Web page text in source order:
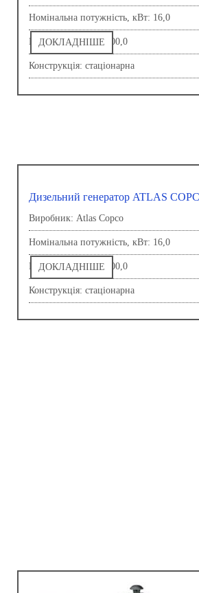
Номінальна потужність, кВт: 16,0
Напруга, В: 230,0-400,0
Конструкція: стаціонарна
ДОКЛАДНІШЕ
Дизельний генератор ATLAS
Виробник: Atlas Copco
Номінальна потужність, кВт: 16,0
Напруга, В: 230,0-400,0
Конструкція: стаціонарна
ДОКЛАДНІШЕ